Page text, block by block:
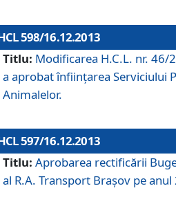
598/16.12.2013
Titlu: Modificarea H.C.L. nr.
a aprobat înfiinţarea Serviciului
Animalelor.
597/16.12.2013
Titlu: Aprobarea rectificării
al R.A. Transport Braşov pe anul